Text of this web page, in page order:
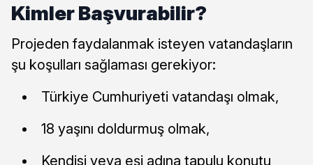
Kimler Başvurabilir?
Projeden faydalanmak isteyen vatandaşların
şu koşulları sağlaması gerekiyor:
Türkiye Cumhuriyeti vatandaşı olmak,
18 yaşını doldurmuş olmak,
Kendisi veya eşi adına tapulu konutu